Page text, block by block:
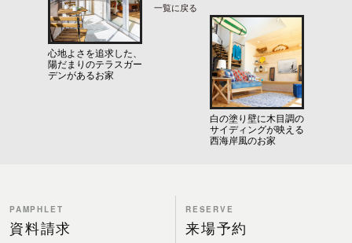
心地よさを追求した、
陽だまりのテラスガー
デンがあるお家
一覧に戻る
白の塗り壁に木目調の
サイディングが映える
西海岸風のお家
PAMPHLET
資料請求
RESERVE
来場予約